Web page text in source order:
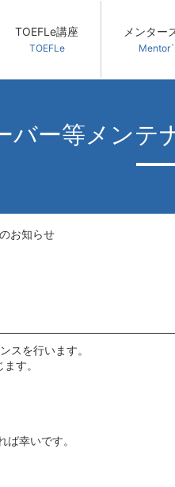
TOEFLe講座
TOEFLe
メンター
バー等メンテ
お知らせ
スを行います。
す。
幸いです。